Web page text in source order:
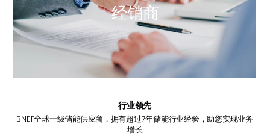
经销商
行业领先
BNEF全球一级储能供应商，拥有超过7年储能行业经验，助您实现业务
增长